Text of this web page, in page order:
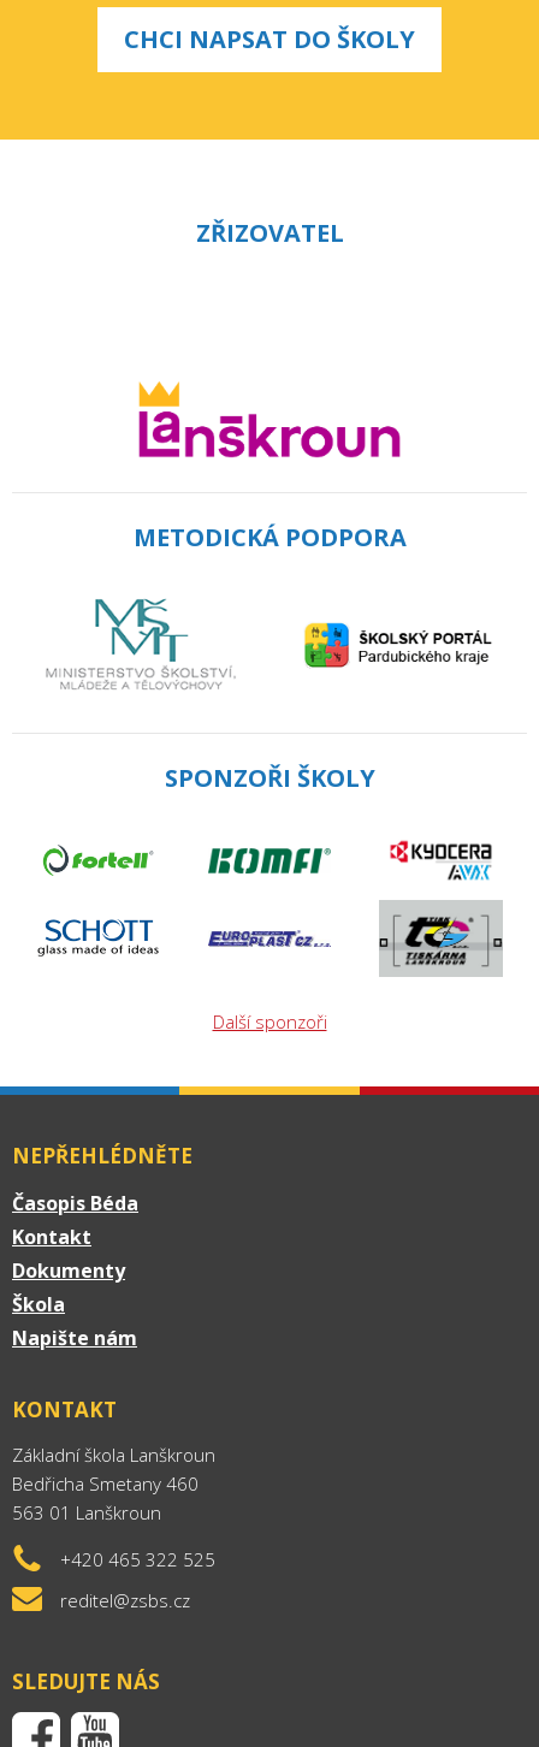
CHCI NAPSAT DO ŠKOLY
ZŘIZOVATEL
METODICKÁ PODPORA
SPONZOŘI ŠKOLY
Další sponzoři
NEPŘEHLÉDNĚTE
Časopis Béda
Kontakt
Dokumenty
Škola
Napište nám
KONTAKT
Základní škola Lanškroun
Bedřicha Smetany 460
563 01 Lanškroun
+420 465 322 525
reditel@zsbs.cz
SLEDUJTE NÁS